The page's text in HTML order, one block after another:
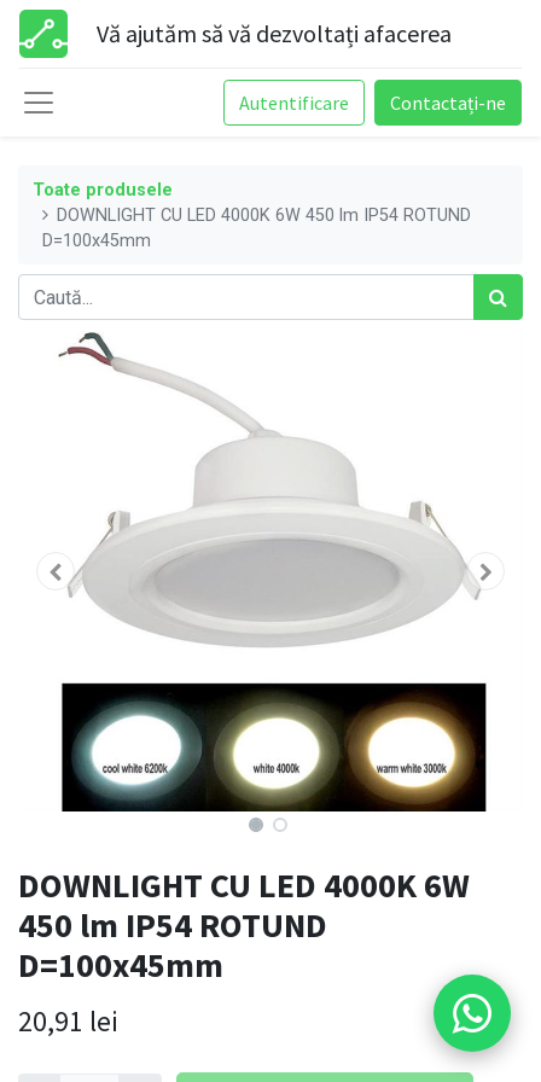
Vă ajutăm să vă dezvoltați afacerea
Autentificare Contactați-ne
Toate produsele
DOWNLIGHT CU LED 4000K 6W 450 lm IP54 ROTUND
D=100x45mm
DOWNLIGHT CU LED 4000K 6W
450 lm IP54 ROTUND
D=100x45mm
20,91 lei